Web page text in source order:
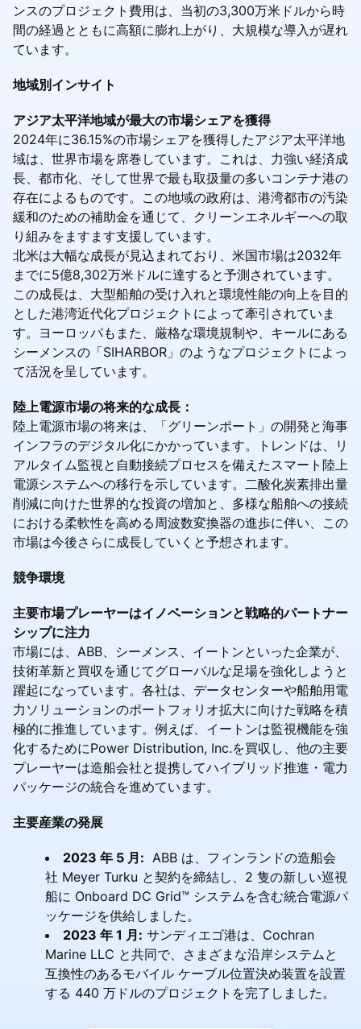
ンスのプロジェクト費用は、当初の3,300万米ドルから時
間の経過とともに高額に膨れ上がり、大規模な導入が遅れ
ています。
地域別インサイト
アジア太平洋地域が最大の市場シェアを獲得
2024年に36.15%の市場シェアを獲得したアジア太平洋地
域は、世界市場を席巻しています。これは、力強い経済成
長、都市化、そして世界で最も取扱量の多いコンテナ港の
存在によるものです。この地域の政府は、港湾都市の汚染
緩和のための補助金を通じて、クリーンエネルギーへの取
り組みをますます支援しています。
北米は大幅な成長が見込まれており、米国市場は2032年
までに5億8,302万米ドルに達すると予測されています。
この成長は、大型船舶の受け入れと環境性能の向上を目的
とした港湾近代化プロジェクトによって牽引されていま
す。ヨーロッパもまた、厳格な環境規制や、キールにある
シーメンスの「SIHARBOR」のようなプロジェクトによっ
て活況を呈しています。
陸上電源市場の将来的な成長：
陸上電源市場の将来は、「グリーンポート」の開発と海事
インフラのデジタル化にかかっています。トレンドは、リ
アルタイム監視と自動接続プロセスを備えたスマート陸上
電源システムへの移行を示しています。二酸化炭素排出量
削減に向けた世界的な投資の増加と、多様な船舶への接続
における柔軟性を高める周波数変換器の進歩に伴い、この
市場は今後さらに成長していくと予想されます。
競争環境
主要市場プレーヤーはイノベーションと戦略的パートナー
シップに注力
市場には、ABB、シーメンス、イートンといった企業が、
技術革新と買収を通じてグローバルな足場を強化しようと
躍起になっています。各社は、データセンターや船舶用電
力ソリューションのポートフォリオ拡大に向けた戦略を積
極的に推進しています。例えば、イートンは監視機能を強
化するためにPower Distribution, Inc.を買収し、他の主要
プレーヤーは造船会社と提携してハイブリッド推進・電力
パッケージの統合を進めています。
主要産業の発展
2023 年 5 月: ABB は、フィンランドの造船会
社 Meyer Turku と契約を締結し、2 隻の新しい巡視
船に Onboard DC Grid™ システムを含む統合電源パ
ッケージを供給しました。
2023 年 1 月: サンディエゴ港は、Cochran
Marine LLC と共同で、さまざまな沿岸システムと
互換性のあるモバイル ケーブル位置決め装置を設置
する 440 万ドルのプロジェクトを完了しました。